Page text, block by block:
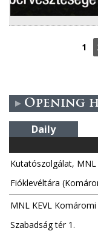
e
s
1
Opening
Daily
Kutatószolgálat, MNL
Fióklevéltára
MNL KEVL
Szabadság tér 1.